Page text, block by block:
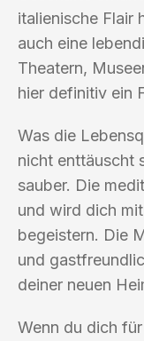
italienische Flair
auch eine
Theatern,
hier definitiv ein
Was die
nicht enttäuscht
sauber. Die
und wird dich
begeistern. Die
und
deiner neuen
Wenn du dich